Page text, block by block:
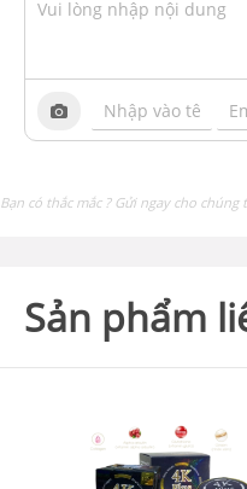
Bạn có thắc mắc ? Gửi ngay cho chúng
Sản phẩm